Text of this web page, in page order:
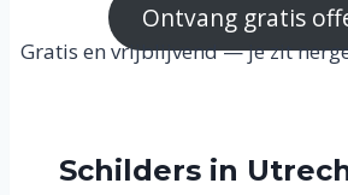
Ontvang gratis
Gratis en vrijblijvend — je zit
Schilders in